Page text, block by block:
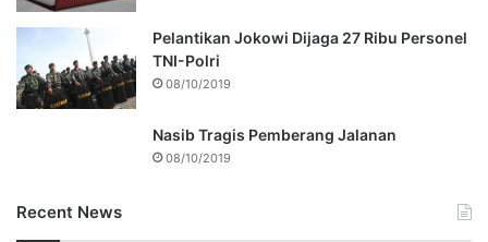
Pelantikan Jokowi Dijaga 27 Ribu Personel
TNI-Polri
08/10/2019
Nasib Tragis Pemberang Jalanan
08/10/2019
Recent News